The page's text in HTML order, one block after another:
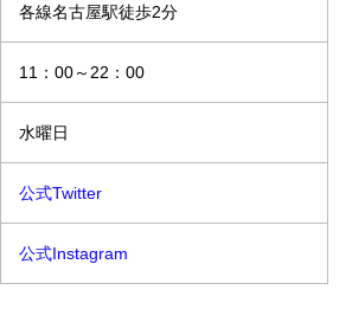
各線名古屋駅徒歩2分
11：00～22：00
水曜日
公式Twitter
公式Instagram